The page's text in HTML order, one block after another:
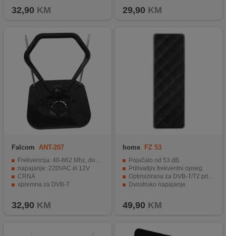
32,90 KM 29,90 KM
Falcom ANT-207
Frekvencija: 40-862 Mhz, dobitak: VHF:20db UHF:36db
napajanje: 220VAC ili 12V
CRNA
spremna za DVB-T
32,90 KM
home FZ 53
Pojačalo od 53 dB.
Prihvatljiv frekventni opseg.
Optimizirana za DVB-T/T2 prijam.
Dvostruko napajanje.
49,90 KM